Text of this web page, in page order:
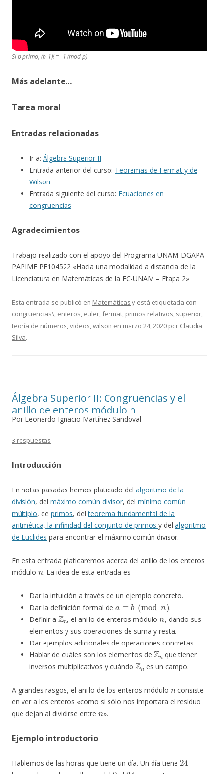
Si p primo, (p-1)! = -1 (mod p)
Más adelante…
Tarea moral
Entradas relacionadas
Ir a: Álgebra Superior II
Entrada anterior del curso: Teoremas de Fermat y de
Wilson
Entrada siguiente del curso: Ecuaciones en
congruencias
Agradecimientos
Trabajo realizado con el apoyo del Programa UNAM-DGAPA-
PAPIME PE104522 «Hacia una modalidad a distancia de la
Licenciatura en Matemáticas de la FC-UNAM – Etapa 2»
Esta entrada se publicó en Matemáticas y está etiquetada con
congruencias\, enteros, euler,fermat, primos relativos, superior,
teoría de números,videos,wilson en marzo 24, 2020 por Claudia
Silva.
Álgebra Superior II: Congruencias y el
anillo de enteros módulo n
Por Leonardo Ignacio Martínez Sandoval
3 respuestas
Introducción
En notas pasadas hemos platicado del algoritmo de la
división, del máximo común divisor, del mínimo común
múltiplo, de primos, delteorema fundamental de la
aritmética, la infinidad del conjunto de primos y del algoritmo
de Euclides para encontrar el máximo común divisor.
En esta entrada platicaremos acerca del anillo de los enteros
módulo
n
. La idea de esta entrada es:
Dar la intuición a través de un ejemplo concreto.
Dar la definición formal de
a≡ b(mod n)
.
Definir a
Zn
, el anillo de enteros módulo
n
, dando sus
elementos y sus operaciones de suma y resta.
Dar ejemplos adicionales de operaciones concretas.
Hablar de cuáles son los elementos de
Zn
que tienen
inversos multiplicativos y cuándo
Zn
es un campo.
A grandes rasgos, el anillo de los enteros módulo
consiste
en ver a los enteros «como si sólo nos importara el residuo
que dejan al dividirse entre
n
».
Ejemplo introductorio
Hablemos de las horas que tiene un día. Un día tiene
24
0 24